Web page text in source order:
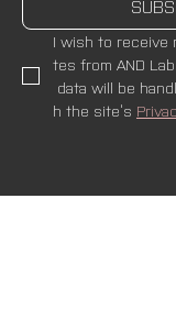
I wish to receive
tes from AND
data will be
h the site’s